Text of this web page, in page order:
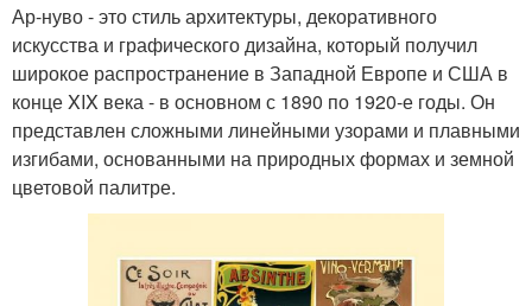
Ар-нуво - это стиль архитектуры, декоративного
искусства и графического дизайна, который получил
широкое распространение в Западной Европе и США в
конце XIX века - в основном с 1890 по 1920-е годы. Он
представлен сложными линейными узорами и плавными
изгибами, основанными на природных формах и земной
цветовой палитре.